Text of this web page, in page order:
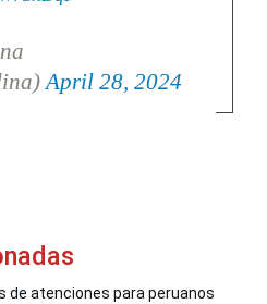
April 28, 2024
de atenciones para peruanos